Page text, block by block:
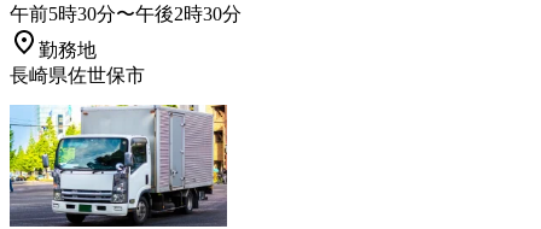
午前5時30分〜午後2時30分
勤務地
長崎県佐世保市